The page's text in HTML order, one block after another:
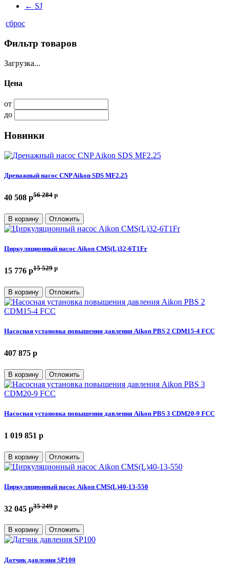
← SJ
сброс
Фильтр товаров
Загрузка...
Цена
от
до
Новинки
Дренажный насос CNP Aikon SDS MF2.25
40 508 p56 284 p
В корзину Отложить
Циркуляционный насос Aikon CMS(L)32-6T1Fr
15 776 p15 529 p
В корзину Отложить
Насосная установка повышения давления Aikon PBS 2 CDM15-4 FCC
407 875 p
В корзину Отложить
Насосная установка повышения давления Aikon PBS 3 CDM20-9 FCC
1 019 851 p
В корзину Отложить
Циркуляционный насос Aikon CMS(L)40-13-550
32 045 p35 249 p
В корзину Отложить
Датчик давления SP100